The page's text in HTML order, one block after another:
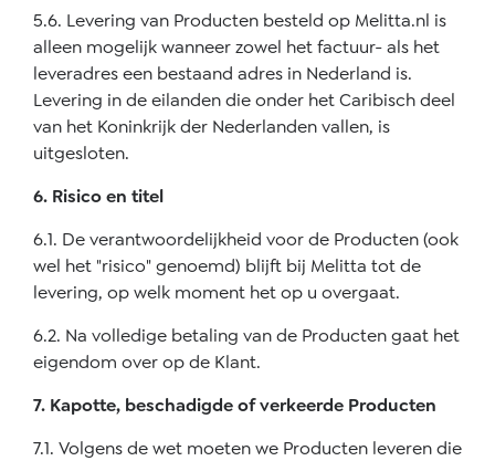
5.6. Levering van Producten besteld op Melitta.nl is
alleen mogelijk wanneer zowel het factuur- als het
leveradres een bestaand adres in Nederland is.
Levering in de eilanden die onder het Caribisch deel
van het Koninkrijk der Nederlanden vallen, is
uitgesloten.
6. Risico en titel
6.1. De verantwoordelijkheid voor de Producten (ook
wel het "risico" genoemd) blijft bij Melitta tot de
levering, op welk moment het op u overgaat.
6.2. Na volledige betaling van de Producten gaat het
eigendom over op de Klant.
7. Kapotte, beschadigde of verkeerde Producten
7.1. Volgens de wet moeten we Producten leveren die